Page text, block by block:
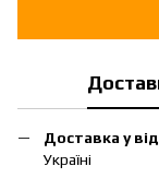
Доставка у
Україні